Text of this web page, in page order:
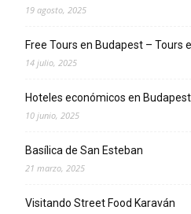
19 agosto, 2025
Free Tours en Budapest – Tours
14 julio, 2025
Hoteles económicos en
10 junio, 2025
Basílica de San Esteban
21 marzo, 2025
Visitando Street Food Karaván